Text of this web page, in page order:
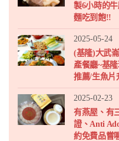
製6小時的
麵吃到飽!!
2025-05-24
(基隆)大武
產餐廳~基
推薦/生魚片
2025-02-23
有燕屋、有
證、Anti
約免費品嘗